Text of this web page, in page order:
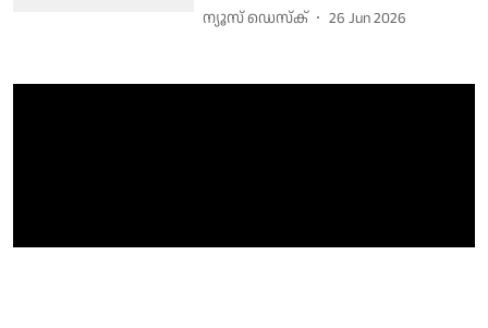
ന്യൂസ് ഡെസ്ക് 26 Jun 2026